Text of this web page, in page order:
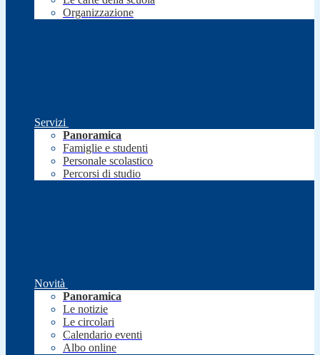
Organizzazione
Servizi
Panoramica
Famiglie e studenti
Personale scolastico
Percorsi di studio
Novità
Panoramica
Le notizie
Le circolari
Calendario eventi
Albo online